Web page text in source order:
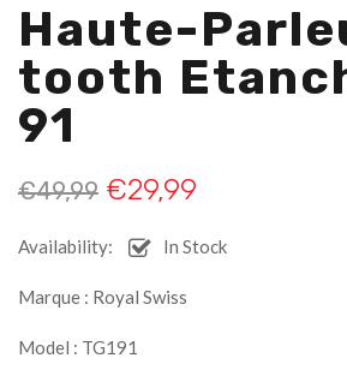
Haute-
Tooth
91
€49,99 €29,99
Availability: In Stock
Marque : Royal Swiss
Model : TG191